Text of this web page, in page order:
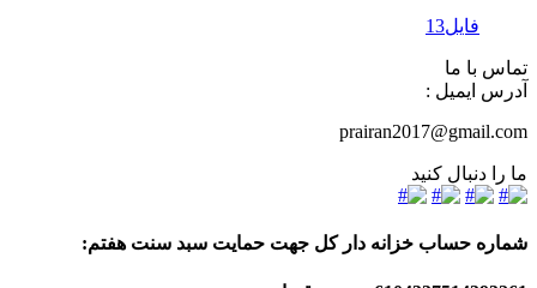
فایل13
تماس با ما
آدرس ایمیل :
prairan2017@gmail.com
ما را دنبال کنید
شماره حساب خزانه دار کل جهت حمایت سبد سنت هفتم: